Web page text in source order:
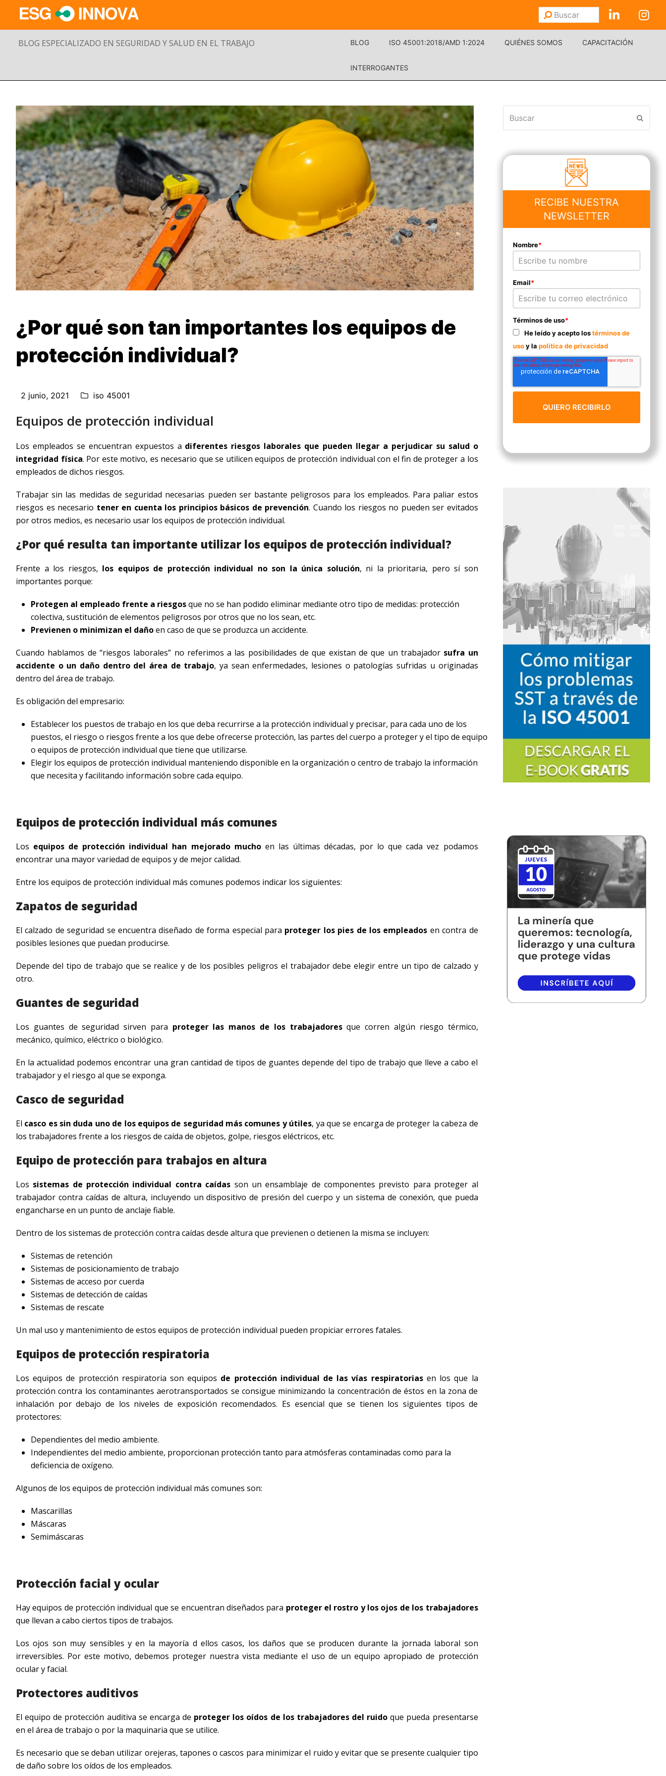
Buscar
BLOG ESPECIALIZADO EN SEGURIDAD Y SALUD EN EL TRABAJO BLOG ISO 45001:2018/AMD 1:2024 QUIÉNES SOMOS CAPACITACIÓN
INTERROGANTES
¿Por qué son tan importantes los equipos de
protección individual?
2 junio, 2021 iso 45001
Equipos de protección individual
Los empleados se encuentran expuestos a diferentes riesgos laborales que pueden llegar a perjudicar su salud o
integridad física. Por este motivo, es necesario que se utilicen equipos de protección individual con el fin de proteger a los
empleados de dichos riesgos.
Trabajar sin las medidas de seguridad necesarias pueden ser bastante peligrosos para los empleados. Para paliar estos
riesgos es necesario tener en cuenta los principios básicos de prevención. Cuando los riesgos no pueden ser evitados
por otros medios, es necesario usar los equipos de protección individual.
¿Por qué resulta tan importante utilizar los equipos de protección individual?
Frente a los riesgos, los equipos de protección individual no son la única solución, ni la prioritaria, pero sí son
importantes porque:
Protegen al empleado frente a riesgosque no se han podido eliminar mediante otro tipo de medidas: protección
colectiva, sustitución de elementos peligrosos por otros que no los sean, etc.
Previenen o minimizan el dañoen caso de que se produzca un accidente.
Cuando hablamos de “riesgos laborales” no referimos a las posibilidades de que existan de que un trabajador sufra un
accidente o un daño dentro del área de trabajo, ya sean enfermedades, lesiones o patologías sufridas u originadas
dentro del área de trabajo.
Es obligación del empresario:
Establecer los puestos de trabajo en los que deba recurrirse a la protección individual y precisar, para cada uno de los
puestos, el riesgo o riesgos frente a los que debe ofrecerse protección, las partes del cuerpo a proteger y el tipo de equipo
o equipos de protección individual que tiene que utilizarse.
Elegir los equipos de protección individual manteniendo disponible en la organización o centro de trabajo la información
que necesita y facilitando información sobre cada equipo.
Equipos de protección individual más comunes
Los equipos de protección individual han mejorado muchoen las últimas décadas, por lo que cada vez podamos
encontrar una mayor variedad de equipos y de mejor calidad.
Entre los equipos de protección individual más comunes podemos indicar los siguientes:
Zapatos de seguridad
El calzado de seguridad se encuentra diseñado de forma especial para proteger los pies de los empleados en contra de
posibles lesiones que puedan producirse.
Depende del tipo de trabajo que se realice y de los posibles peligros el trabajador debe elegir entre un tipo de calzado y
otro.
Guantes de seguridad
Los guantes de seguridad sirven para proteger las manos de los trabajadoresque corren algún riesgo térmico,
mecánico, químico, eléctrico o biológico.
En la actualidad podemos encontrar una gran cantidad de tipos de guantes depende del tipo de trabajo que lleve a cabo el
trabajador y el riesgo al que se exponga.
Casco de seguridad
El casco es sin duda uno de los equipos de seguridad más comunes y útiles, ya que se encarga de proteger la cabeza de
los trabajadores frente a los riesgos de caída de objetos, golpe, riesgos eléctricos, etc.
Equipo de protección para trabajos en altura
Los sistemas de protección individual contra caídas son un ensamblaje de componentes previsto para proteger al
trabajador contra caídas de altura, incluyendo un dispositivo de presión del cuerpo y un sistema de conexión, que pueda
engancharse en un punto de anclaje fiable.
Dentro de los sistemas de protección contra caídas desde altura que previenen o detienen la misma se incluyen:
Sistemas de retención
Sistemas de posicionamiento de trabajo
Sistemas de acceso por cuerda
Sistemas de detección de caídas
Sistemas de rescate
Un mal uso y mantenimiento de estos equipos de protección individual pueden propiciar errores fatales.
Equipos de protección respiratoria
Los equipos de protección respiratoria son equipos de protección individual de las vías respiratoriasen los que la
protección contra los contaminantes aerotransportados se consigue minimizando la concentración de éstos en la zona de
inhalación por debajo de los niveles de exposición recomendados. Es esencial que se tienen los siguientes tipos de
protectores:
Dependientes del medio ambiente.
Independientes del medio ambiente, proporcionan protección tanto para atmósferas contaminadas como para la
deficiencia de oxígeno.
Algunos de los equipos de protección individual más comunes son:
Mascarillas
Máscaras
Semimáscaras
Protección facial y ocular
Hay equipos de protección individual que se encuentran diseñados para proteger el rostro y los ojos de los trabajadores
que llevan a cabo ciertos tipos de trabajos.
Los ojos son muy sensibles y en la mayoría d ellos casos, los daños que se producen durante la jornada laboral son
irreversibles. Por este motivo, debemos proteger nuestra vista mediante el uso de un equipo apropiado de protección
ocular y facial.
Protectores auditivos
El equipo de protección auditiva se encarga de proteger los oídos de los trabajadores del ruido que pueda presentarse
en el área de trabajo o por la maquinaria que se utilice.
Es necesario que se deban utilizar orejeras, tapones o cascos para minimizar el ruido y evitar que se presente cualquier tipo
de daño sobre los oídos de los empleados.
RECIBE NUESTRA
NEWSLETTER
Nombre*
Email*
Términos de uso*
He leído y acepto lostérminos de
usoy la política de privacidad